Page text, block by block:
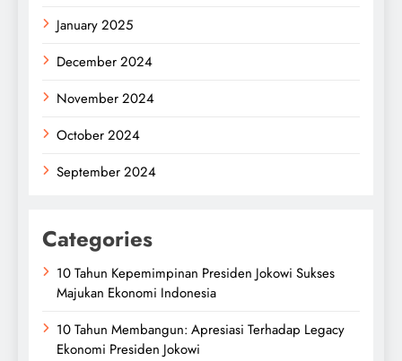
January 2025
December 2024
November 2024
October 2024
September 2024
Categories
10 Tahun Kepemimpinan Presiden Jokowi Sukses
Majukan Ekonomi Indonesia
10 Tahun Membangun: Apresiasi Terhadap Legacy
Ekonomi Presiden Jokowi